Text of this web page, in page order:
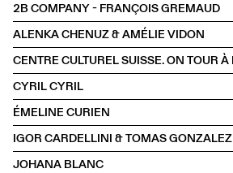
Archives
Médiathèque
Éditions
Informations
FR/EN
HORS LES MURS Lyon
2B COMPANY - FRANÇOIS GREMAUD
ALENKA CHENUZ & AMÉLIE VIDON
CYRIL CYRIL
ÉMELINE CURIEN
IGOR CARDELLINI & TOMAS GONZALEZ
JOHANA BLANC